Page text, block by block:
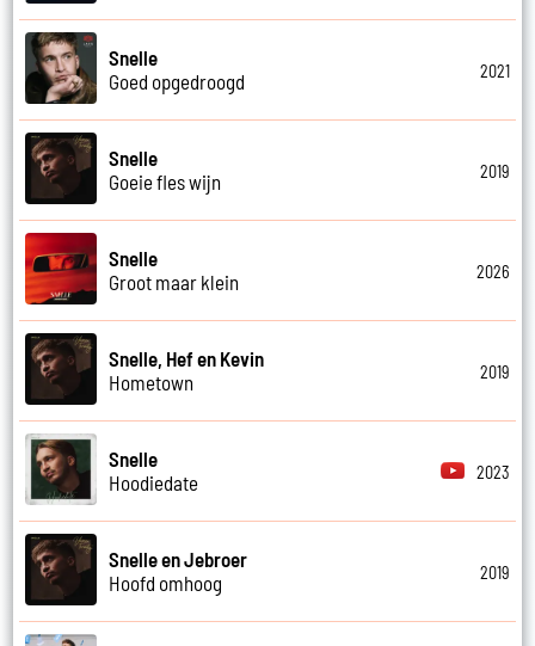
Snelle
Goed opgedroogd
2021
Snelle
Goeie fles wijn
2019
Snelle
Groot maar klein
2026
Snelle, Hef en Kevin
Hometown
2019
Snelle
Hoodiedate
2023
Snelle en Jebroer
Hoofd omhoog
2019